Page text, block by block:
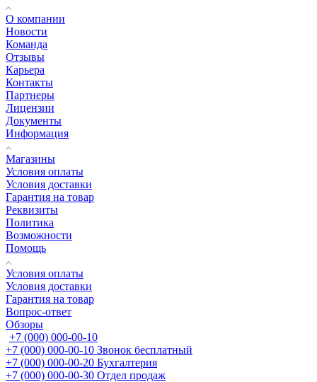
О компании
Новости
Команда
Отзывы
Карьера
Контакты
Партнеры
Лицензии
Документы
Информация
Магазины
Условия оплаты
Условия доставки
Гарантия на товар
Реквизиты
Политика
Возможности
Помощь
Условия оплаты
Условия доставки
Гарантия на товар
Вопрос-ответ
Обзоры
+7 (000) 000-00-10
+7 (000) 000-00-10 Звонок бесплатный
+7 (000) 000-00-20 Бухгалтерия
+7 (000) 000-00-30 Отдел продаж